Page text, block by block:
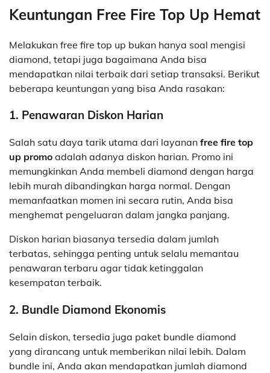
Keuntungan Free Fire Top Up Hemat
Melakukan free fire top up bukan hanya soal mengisi
diamond, tetapi juga bagaimana Anda bisa
mendapatkan nilai terbaik dari setiap transaksi. Berikut
beberapa keuntungan yang bisa Anda rasakan:
1. Penawaran Diskon Harian
Salah satu daya tarik utama dari layanan free fire top
up promo adalah adanya diskon harian. Promo ini
memungkinkan Anda membeli diamond dengan harga
lebih murah dibandingkan harga normal. Dengan
memanfaatkan momen ini secara rutin, Anda bisa
menghemat pengeluaran dalam jangka panjang.
Diskon harian biasanya tersedia dalam jumlah
terbatas, sehingga penting untuk selalu memantau
penawaran terbaru agar tidak ketinggalan
kesempatan terbaik.
2. Bundle Diamond Ekonomis
Selain diskon, tersedia juga paket bundle diamond
yang dirancang untuk memberikan nilai lebih. Dalam
bundle ini, Anda akan mendapatkan jumlah diamond